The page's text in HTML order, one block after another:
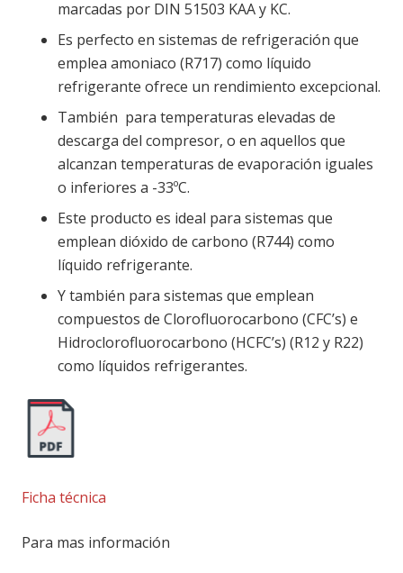
marcadas por DIN 51503 KAA y KC.
Es perfecto en sistemas de refrigeración que
emplea amoniaco (R717) como líquido
refrigerante ofrece un rendimiento excepcional.
También para temperaturas elevadas de
descarga del compresor, o en aquellos que
alcanzan temperaturas de evaporación iguales
o inferiores a -33ºC.
Este producto es ideal para sistemas que
emplean dióxido de carbono (R744) como
líquido refrigerante.
Y también para sistemas que emplean
compuestos de Clorofluorocarbono (CFC’s) e
Hidroclorofluorocarbono (HCFC’s) (R12 y R22)
como líquidos refrigerantes.
Ficha técnica
Para mas información